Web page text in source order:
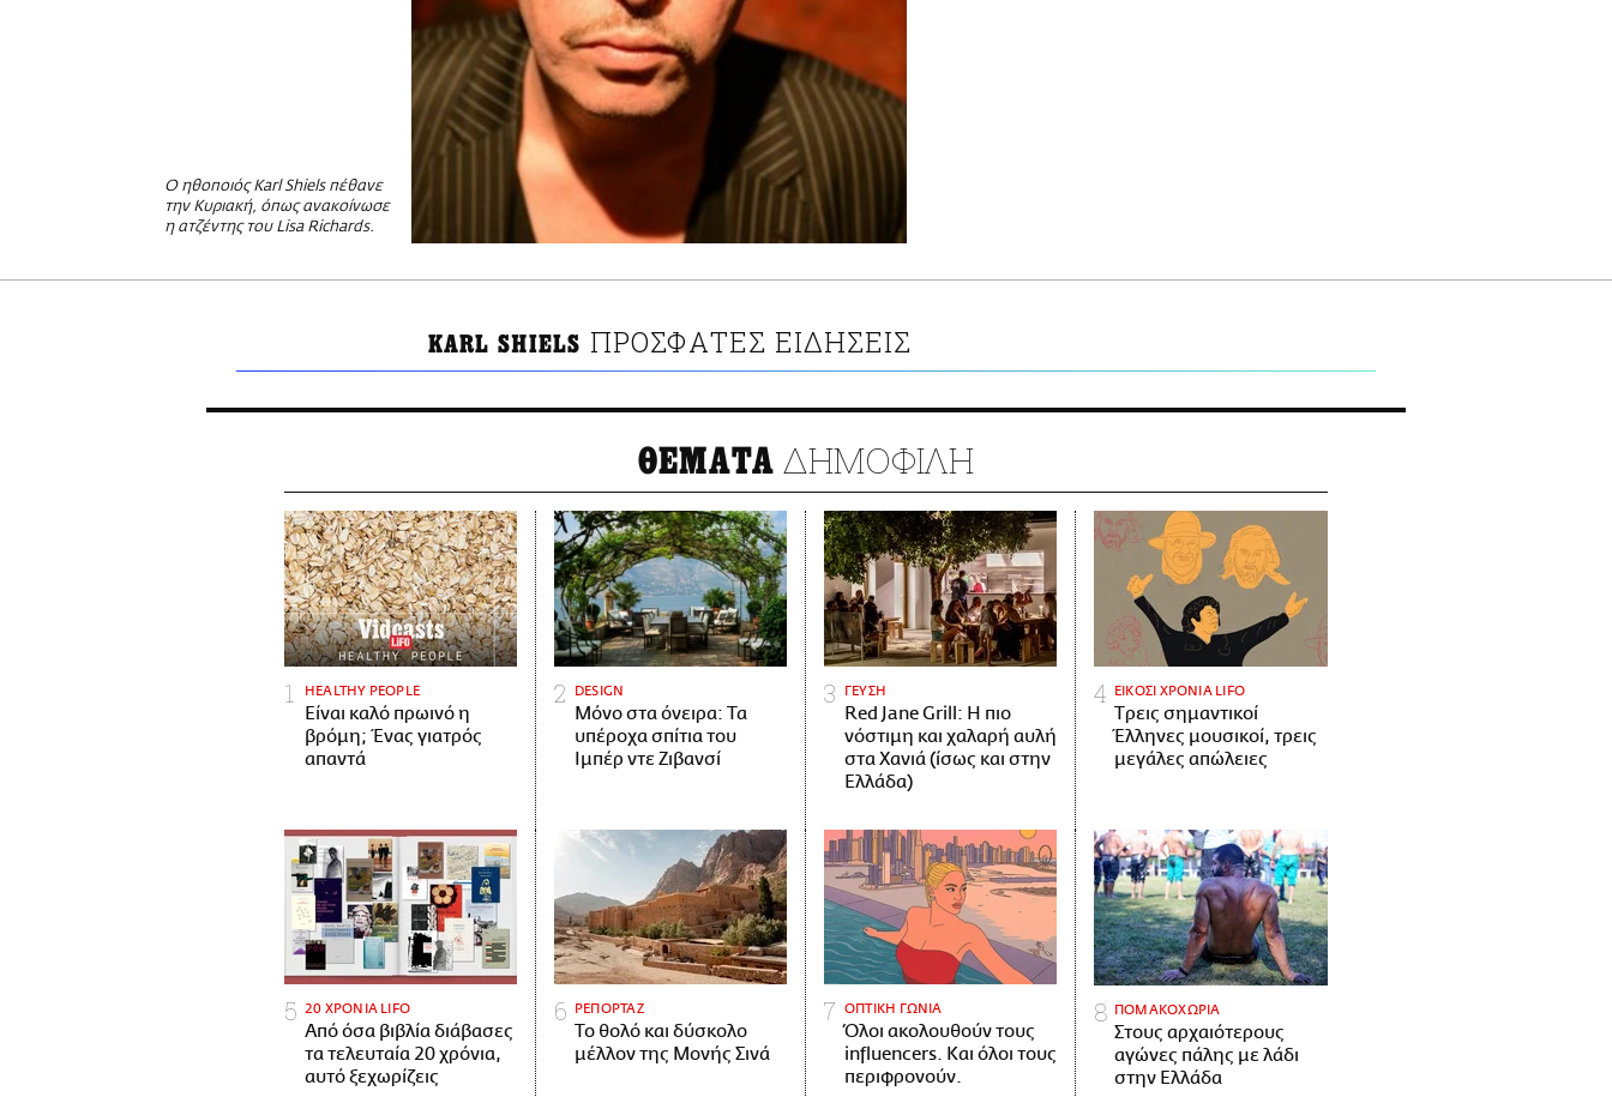
Ο ηθοποιός Karl Shiels πέθανε
την Κυριακή, όπως ανακοίνωσε
η ατζέντης του Lisa Richards.
KARL SHIELS ΠΡΟΣΦΑΤΕΣ ΕΙΔΗΣΕΙΣ
ΘΕΜΑΤΑ ΔΗΜΟΦΙΛΗ
HEALTHY PEOPLE
Είναι καλό πρωινό η
βρόμη; Ένας γιατρός
απαντά
DESIGN
Μόνο στα όνειρα: Τα
υπέροχα σπίτια του
Ιμπέρ ντε Ζιβανσί
ΓΕΥΣΗ
Red Jane Grill: Η πιο
νόστιμη και χαλαρή αυλή
στα Χανιά (ίσως και στην
Ελλάδα)
ΕΙΚΟΣΙ ΧΡΟΝΙΑ LIFO
Tρεις σημαντικοί
Έλληνες μουσικοί, τρεις
μεγάλες απώλειες
20 ΧΡΟΝΙΑ LIFO
Από όσα βιβλία διάβασες
τα τελευταία 20 χρόνια,
αυτό ξεχωρίζεις
ΡΕΠΟΡΤΑΖ
Το θολό και δύσκολο
μέλλον της Μονής Σινά
ΟΠΤΙΚΗ ΓΩΝΙΑ
Όλοι ακολουθούν τους
influencers. Και όλοι τους
περιφρονούν.
ΠΟΜΑΚΟΧΩΡΙΑ
Στους αρχαιότερους
αγώνες πάλης με λάδι
στην Ελλάδα